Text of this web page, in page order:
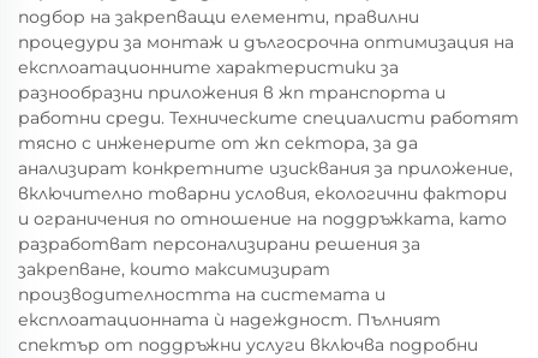
подбор на закрепващи елементи, правилни
процедури за монтаж и дългосрочна оптимизация на
експлоатационните характеристики за
разнообразни приложения в жп транспорта и
работни среди. Техническите специалисти работят
тясно с инженерите от жп сектора, за да
анализират конкретните изисквания за приложение,
включително товарни условия, екологични фактори
и ограничения по отношение на поддръжката, като
разработват персонализирани решения за
закрепване, които максимизират
производителността на системата и
експлоатационната ѝ надеждност. Пълният
спектър от поддръжни услуги включва подробни